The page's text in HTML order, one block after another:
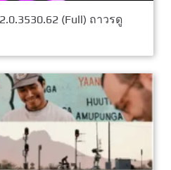
(Full) ถาวรดู